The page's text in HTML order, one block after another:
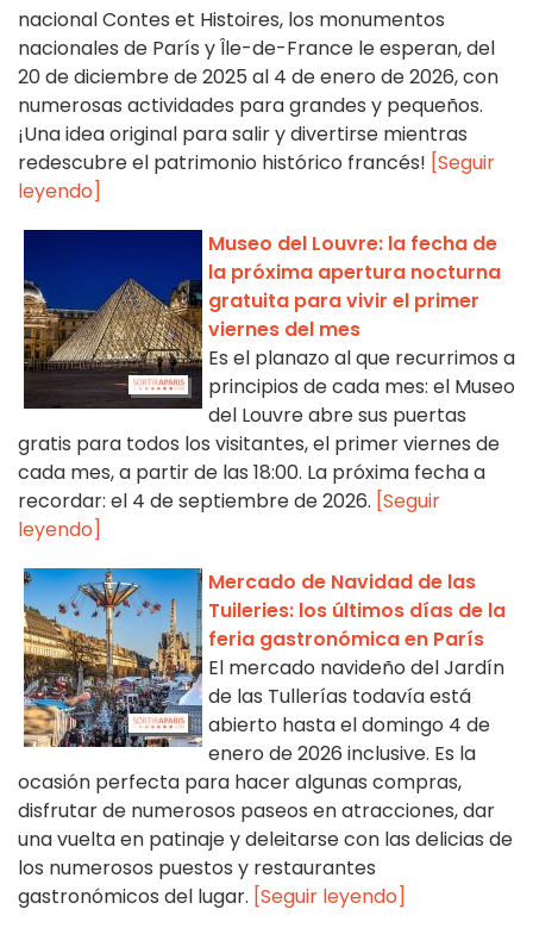
nacional Contes et Histoires, los monumentos
nacionales de París y Île-de-France le esperan, del
20 de diciembre de 2025 al 4 de enero de 2026, con
numerosas actividades para grandes y pequeños.
¡Una idea original para salir y divertirse mientras
redescubre el patrimonio histórico francés! [Seguir
leyendo]
Museo del Louvre: la fecha de
la próxima apertura nocturna
gratuita para vivir el primer
viernes del mes
Es el planazo al que recurrimos a
principios de cada mes: el Museo
del Louvre abre sus puertas
gratis para todos los visitantes, el primer viernes de
cada mes, a partir de las 18:00. La próxima fecha a
recordar: el 4 de septiembre de 2026. [Seguir
leyendo]
Mercado de Navidad de las
Tuileries: los últimos días de la
feria gastronómica en París
El mercado navideño del Jardín
de las Tullerías todavía está
abierto hasta el domingo 4 de
enero de 2026 inclusive. Es la
ocasión perfecta para hacer algunas compras,
disfrutar de numerosos paseos en atracciones, dar
una vuelta en patinaje y deleitarse con las delicias de
los numerosos puestos y restaurantes
gastronómicos del lugar. [Seguir leyendo]